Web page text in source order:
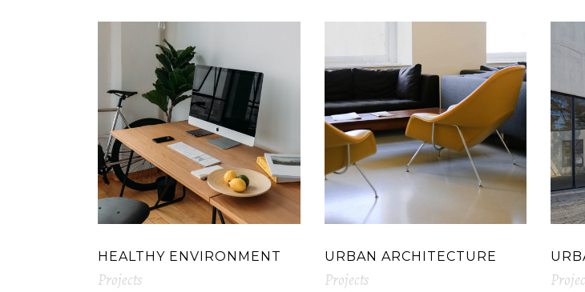
HEALTHY ENVIRONMENT
Projects
URBAN ARCHITECTURE
Projects